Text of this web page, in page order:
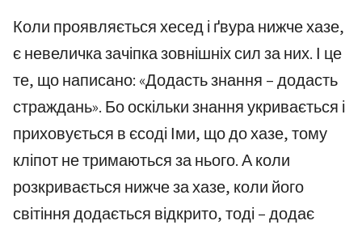
Коли проявляється хесед і ґвура нижче хазе,
є невеличка зачіпка зовнішніх сил за них. І це
те, що написано: «Додасть знання – додасть
страждань». Бо оскільки знання укривається і
приховується в єсоді Іми, що до хазе, тому
кліпот не тримаються за нього. А коли
розкривається нижче за хазе, коли його
світіння додається відкрито, тоді – додає